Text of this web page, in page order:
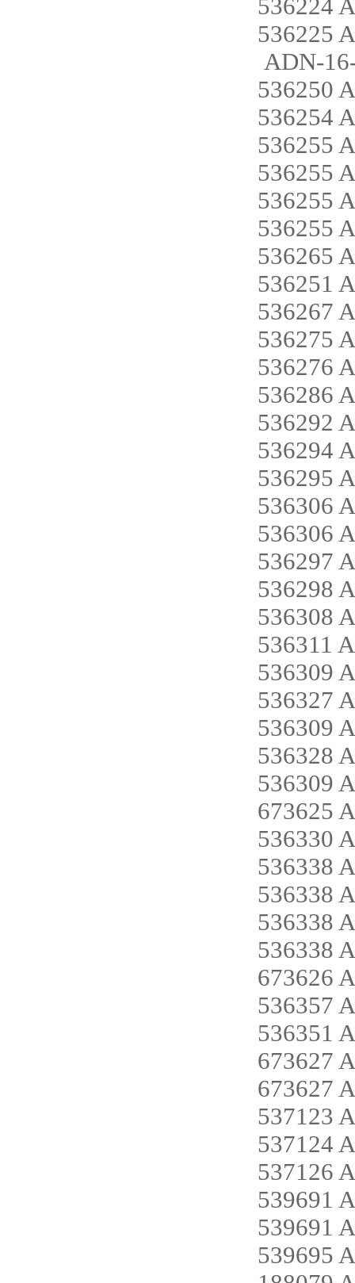
536224
536225
ADN-
536250
536254
536255
536255
536255
536255
536265
536251
536267
536275
536276
536286
536292
536294
536295
536306
536306
536297
536298
536308
536311
536309
536327
536309
536328
536309
673625
536330
536338
536338
536338
536338
673626
536357
536351
673627
673627
537123
537124
537126
539691
539691
539695